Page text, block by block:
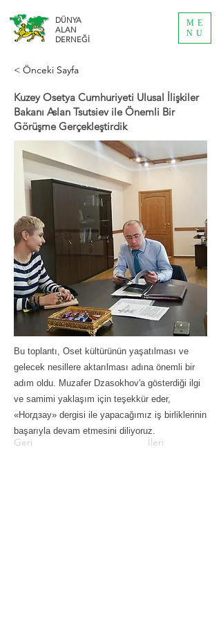
DÜNYA
ALAN
DERNEĞİ
ME
NU
< Önceki Sayfa
Kuzey Osetya Cumhuriyeti Ulusal İlişkiler
Bakanı Aslan Tsutsiev ile Önemli Bir
Görüşme Gerçekleştirdik
Bu toplantı, Oset kültürünün yaşatılması ve
gelecek nesillere aktarılması adına önemli bir
adım oldu. Muzafer Dzasokhov'a gösterdiği ilgi
ve samimi yaklaşım için teşekkür eder,
«Ногдзау» dergisi ile yapacağımız iş birliklerinin
başarıyla devam etmesini diliyoruz.
Geri İleri